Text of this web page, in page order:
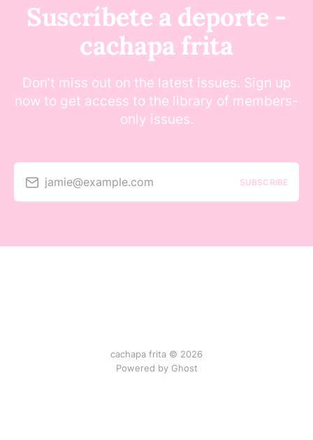
Suscríbete a deporte -
cachapa frita
Don’t miss out on the latest issues. Sign up
now to get access to the library of members-
only issues.
jamie@example.com SUBSCRIBE
cachapa frita © 2026
Powered by Ghost